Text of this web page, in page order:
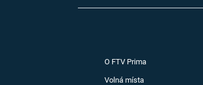
O FTV Prima
Volná místa